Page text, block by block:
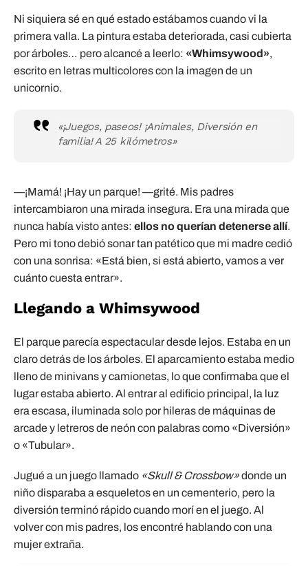
Ni siquiera sé en qué estado estábamos cuando vi la
primera valla. La pintura estaba deteriorada, casi cubierta
por árboles… pero alcancé a leerlo: «Whimsywood»,
escrito en letras multicolores con la imagen de un
unicornio.
«¡Juegos, paseos! ¡Animales, Diversión en
familia! A 25 kilómetros»
—¡Mamá! ¡Hay un parque! —grité. Mis padres
intercambiaron una mirada insegura. Era una mirada que
nunca había visto antes: ellos no querían detenerse allí.
Pero mi tono debió sonar tan patético que mi madre cedió
con una sonrisa: «Está bien, si está abierto, vamos a ver
cuánto cuesta entrar».
Llegando a Whimsywood
El parque parecía espectacular desde lejos. Estaba en un
claro detrás de los árboles. El aparcamiento estaba medio
lleno de minivans y camionetas, lo que confirmaba que el
lugar estaba abierto. Al entrar al edificio principal, la luz
era escasa, iluminada solo por hileras de máquinas de
arcade y letreros de neón con palabras como «Diversión»
o «Tubular».
Jugué a un juego llamado «Skull & Crossbow»donde un
niño disparaba a esqueletos en un cementerio, pero la
diversión terminó rápido cuando morí en el juego. Al
volver con mis padres, los encontré hablando con una
mujer extraña.